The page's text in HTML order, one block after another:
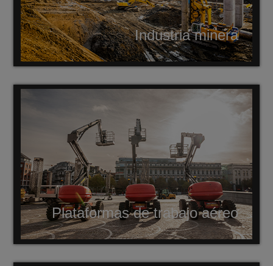
Industria minera
Plataformas de trabajo aéreo